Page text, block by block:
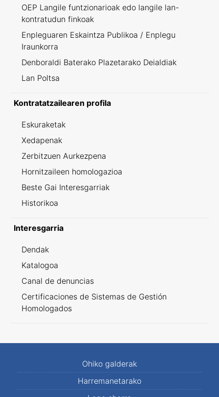
OEP Langile funtzionarioak edo langile lan-
kontratudun finkoak
Enpleguaren Eskaintza Publikoa / Enplegu
Iraunkorra
Denboraldi Baterako Plazetarako Deialdiak
Lan Poltsa
Kontratatzailearen profila
Eskuraketak
Xedapenak
Zerbitzuen Aurkezpena
Hornitzaileen homologazioa
Beste Gai Interesgarriak
Historikoa
Interesgarria
Dendak
Katalogoa
Canal de denuncias
Certificaciones de Sistemas de Gestión
Homologados
Ohiko galderak
Harremanetarako